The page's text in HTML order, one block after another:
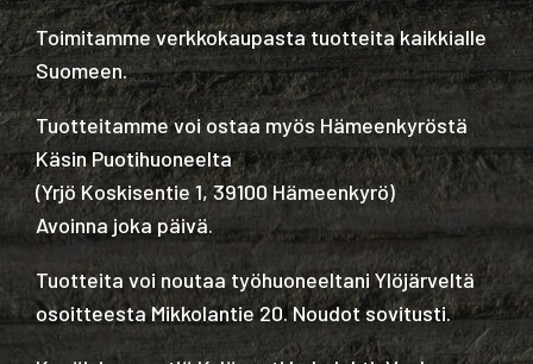
Toimitamme verkkokaupasta tuotteita kaikkialle
Suomeen.
Tuotteitamme voi ostaa myös Hämeenkyröstä
Käsin Puotihuoneelta
(Yrjö Koskisentie 1, 39100 Hämeenkyrö)
Avoinna joka päivä.
Tuotteita voi noutaa työhuoneeltani Ylöjärveltä
osoitteesta Mikkolantie 20. Noudot sovitusti.